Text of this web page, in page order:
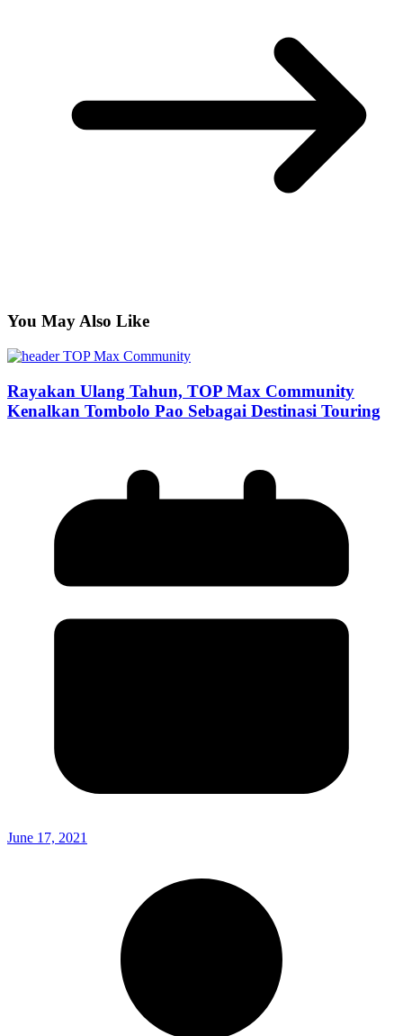
You May Also Like
Rayakan Ulang Tahun, TOP Max Community
Kenalkan Tombolo Pao Sebagai Destinasi Touring
June 17, 2021